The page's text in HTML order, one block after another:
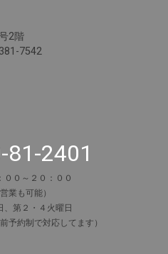
2階
7542
81-2401
００～２０：００
業も可能）
、第２・４火曜日
予約制で対応してます）